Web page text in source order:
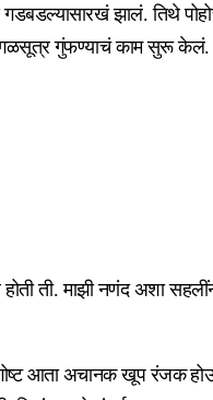
गडबडल्यासारखं झालं. तिथे
गुंफण्याचं काम सुरू
ती. माझी नणंद अशा
आता अचानक खूप रंजक